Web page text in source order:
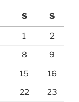
S S
1 2
8 9
15 16
22 23